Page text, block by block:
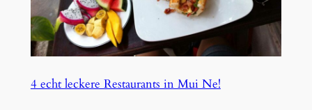
4 echt leckere Restaurants in Mui Ne!